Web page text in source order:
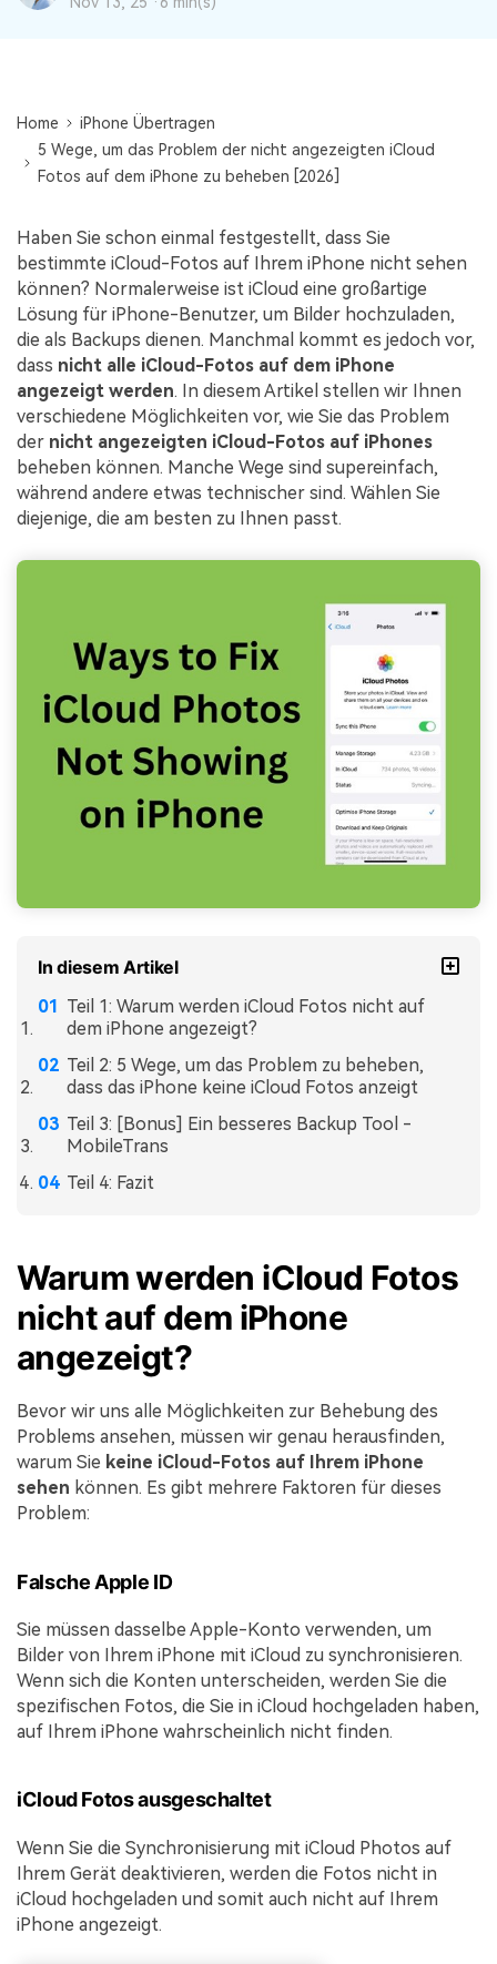
Übertragung anderer Apps
Bildungsplan
Suche
Home
iPhone Übertragen
5 Wege, um das Problem der nicht angezeigten iCloud
Fotos auf dem iPhone zu beheben [2026]
Haben Sie schon einmal festgestellt, dass Sie
bestimmte iCloud-Fotos auf Ihrem iPhone nicht sehen
können? Normalerweise ist iCloud eine großartige
Lösung für iPhone-Benutzer, um Bilder hochzuladen,
die als Backups dienen. Manchmal kommt es jedoch vor,
dass nicht alle iCloud-Fotos auf dem iPhone
angezeigt werden. In diesem Artikel stellen wir Ihnen
verschiedene Möglichkeiten vor, wie Sie das Problem
der nicht angezeigten iCloud-Fotos auf iPhones
beheben können. Manche Wege sind supereinfach,
während andere etwas technischer sind. Wählen Sie
diejenige, die am besten zu Ihnen passt.
In diesem Artikel
Teil 1: Warum werden iCloud Fotos nicht auf
dem iPhone angezeigt?
Teil 2: 5 Wege, um das Problem zu beheben,
dass das iPhone keine iCloud Fotos anzeigt
Teil 3: [Bonus] Ein besseres Backup Tool -
MobileTrans
Teil 4: Fazit
Warum werden iCloud Fotos
nicht auf dem iPhone
angezeigt?
Bevor wir uns alle Möglichkeiten zur Behebung des
Problems ansehen, müssen wir genau herausfinden,
warum Sie keine iCloud-Fotos auf Ihrem iPhone
sehen können. Es gibt mehrere Faktoren für dieses
Problem:
Falsche Apple ID
Sie müssen dasselbe Apple-Konto verwenden, um
Bilder von Ihrem iPhone mit iCloud zu synchronisieren.
Wenn sich die Konten unterscheiden, werden Sie die
spezifischen Fotos, die Sie in iCloud hochgeladen haben,
auf Ihrem iPhone wahrscheinlich nicht finden.
iCloud Fotos ausgeschaltet
Wenn Sie die Synchronisierung mit iCloud Photos auf
Ihrem Gerät deaktivieren, werden die Fotos nicht in
iCloud hochgeladen und somit auch nicht auf Ihrem
iPhone angezeigt.